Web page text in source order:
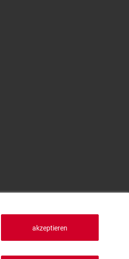
akzeptieren